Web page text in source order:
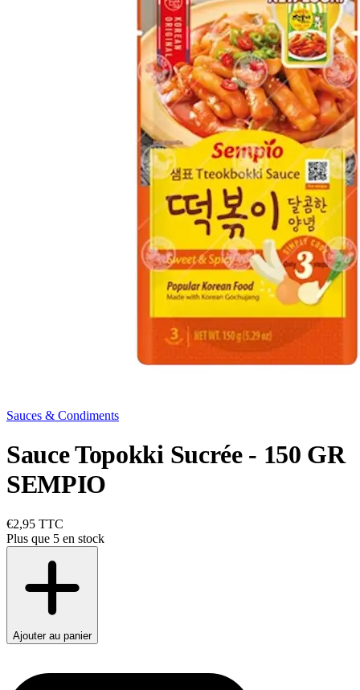
Sauces & Condiments
Sauce Topokki Sucrée - 150 GR
SEMPIO
€2,95 TTC
Plus que 5 en stock
Ajouter au panier